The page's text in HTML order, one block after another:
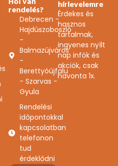
rendelés?
Debrecen -
Hajdúszoboszló
-
Balmazújváros
-
Berettyóújfalu
- Szarvas -
Gyula
Rendelési
időpontokkal
kapcsolatban
telefonon
tud
érdeklődni
hírlevelemre
Érdekes és
hasznos
tartalmak,
ingyenes nyílt
nap infók és
akciók, csak
havonta 1x.